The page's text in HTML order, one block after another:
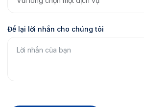
Để lại lời nhắn cho chúng tôi